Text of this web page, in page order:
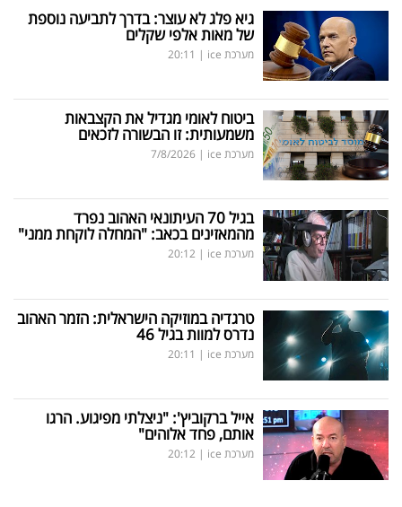
גיא פלג לא עוצר: בדרך לתביעה נוספת
של מאות אלפי שקלים
מערכת ice |
20:11
ביטוח לאומי מגדיל את הקצבאות
משמעותית: זו הבשורה לזכאים
מערכת ice |
7/8/2026
בגיל 70 העיתונאי האהוב נפרד
מהמאזינים בכאב: "המחלה לוקחת ממני"
מערכת ice |
20:12
טרגדיה במוזיקה הישראלית: הזמר האהוב
נדרס למוות בגיל 46
מערכת ice |
20:11
אייל ברקוביץ': "ניצלתי מפיגוע. הרגו
אותם, פחד אלוהים"
מערכת ice |
20:12